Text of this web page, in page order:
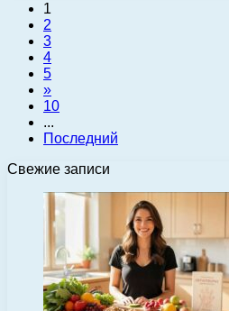
1
2
3
4
5
»
10
...
Последний
Свежие записи